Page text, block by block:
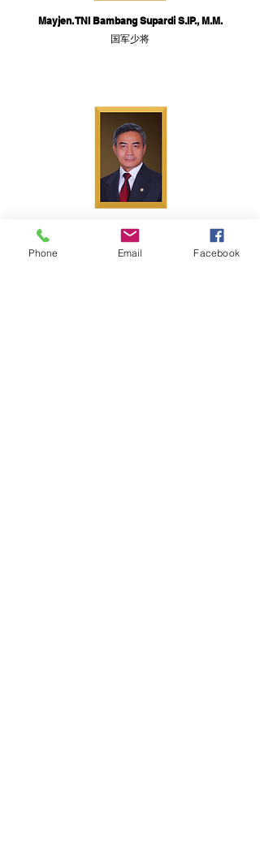
Mayjen. TNI Bambang Supardi S.IP., M.M.
国军少将
Untung Suropati
海军少将 （退役）
Phone Email Facebook